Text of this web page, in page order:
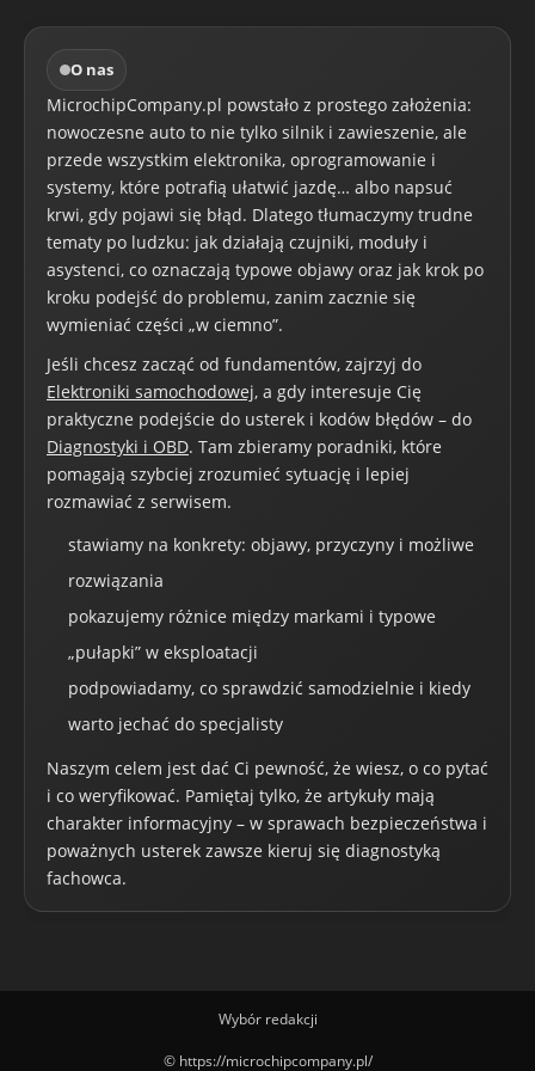
O nas
MicrochipCompany.pl powstało z prostego założenia:
nowoczesne auto to nie tylko silnik i zawieszenie, ale
przede wszystkim elektronika, oprogramowanie i
systemy, które potrafią ułatwić jazdę… albo napsuć
krwi, gdy pojawi się błąd. Dlatego tłumaczymy trudne
tematy po ludzku: jak działają czujniki, moduły i
asystenci, co oznaczają typowe objawy oraz jak krok po
kroku podejść do problemu, zanim zacznie się
wymieniać części „w ciemno”.
Jeśli chcesz zacząć od fundamentów, zajrzyj do
Elektroniki samochodowej, a gdy interesuje Cię
praktyczne podejście do usterek i kodów błędów – do
Diagnostyki i OBD. Tam zbieramy poradniki, które
pomagają szybciej zrozumieć sytuację i lepiej
rozmawiać z serwisem.
stawiamy na konkrety: objawy, przyczyny i możliwe
rozwiązania
pokazujemy różnice między markami i typowe
„pułapki” w eksploatacji
podpowiadamy, co sprawdzić samodzielnie i kiedy
warto jechać do specjalisty
Naszym celem jest dać Ci pewność, że wiesz, o co pytać
i co weryfikować. Pamiętaj tylko, że artykuły mają
charakter informacyjny – w sprawach bezpieczeństwa i
poważnych usterek zawsze kieruj się diagnostyką
fachowca.
Wybór redakcji
© https://microchipcompany.pl/